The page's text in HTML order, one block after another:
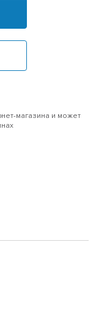
магазина и может